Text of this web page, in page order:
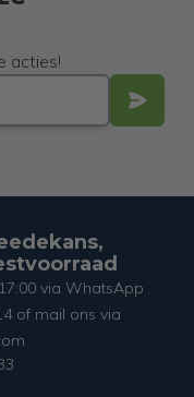
acties!
via WhatsApp
of mail ons via